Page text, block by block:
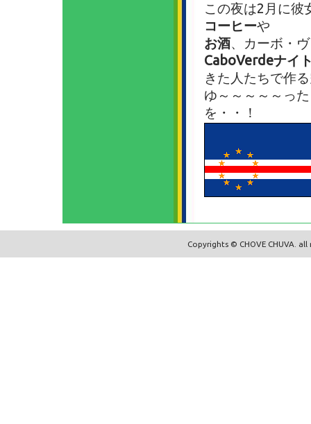
この夜は2月に彼
コーヒーや
お酒、カーボ・
CaboVerdeナイ
きた人たちで作
ゆ～～～～～っ
を・・！
Copyrights © CHOVE CHUVA.